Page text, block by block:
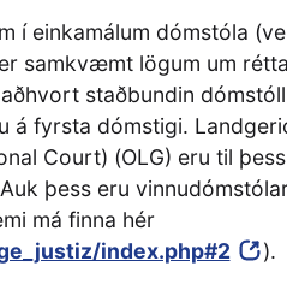
í einkamálum dómstóla
samkvæmt lögum um
staðbundin dómstóll
á fyrsta dómstigi.
Court) (OLG) eru til
þess eru
má finna hér
index.php#2 ).